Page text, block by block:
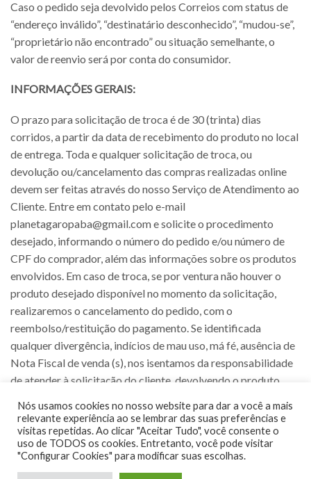
Caso o pedido seja devolvido pelos Correios com status de
“endereço inválido”, “destinatário desconhecido”, “mudou-se”,
“proprietário não encontrado” ou situação semelhante, o
valor de reenvio será por conta do consumidor.
INFORMAÇÕES GERAIS:
O prazo para solicitação de troca é de 30 (trinta) dias
corridos, a partir da data de recebimento do produto no local
de entrega. Toda e qualquer solicitação de troca, ou
devolução ou/cancelamento das compras realizadas online
devem ser feitas através do nosso Serviço de Atendimento ao
Cliente. Entre em contato pelo e-mail
planetagaropaba@gmail.com e solicite o procedimento
desejado, informando o número do pedido e/ou número de
CPF do comprador, além das informações sobre os produtos
envolvidos. Em caso de troca, se por ventura não houver o
produto desejado disponível no momento da solicitação,
realizaremos o cancelamento do pedido, com o
reembolso/restituição do pagamento. Se identificada
qualquer divergência, indícios de mau uso, má fé, ausência de
Nota Fiscal de venda (s), nos isentamos da responsabilidade
de atender à solicitação do cliente, devolvendo o produto
valor pago, e todo o processo de devolução será cancelado.
Nós usamos cookies no nosso website para dar a você a mais
relevante experiência ao se lembrar das suas preferências e
visitas repetidas. Ao clicar "Aceitar Tudo", você consente o
uso de TODOS os cookies. Entretanto, você pode visitar
"Configurar Cookies" para modificar suas escolhas.